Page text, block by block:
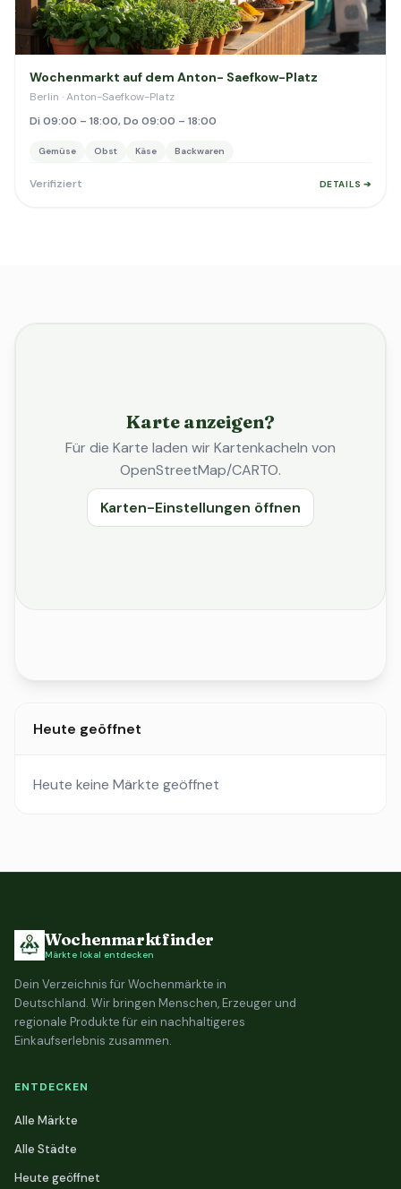
Wochenmarkt auf dem Anton- Saefkow-Platz
Berlin · Anton-Saefkow-Platz
Di 09:00 – 18:00, Do 09:00 – 18:00
Gemüse Obst Käse Backwaren
Verifiziert DETAILS ➔
Karte anzeigen?
Für die Karte laden wir Kartenkacheln von
OpenStreetMap/CARTO.
Karten-Einstellungen öffnen
Heute geöffnet
Heute keine Märkte geöffnet
Wochenmarktfinder
Märkte lokal entdecken
Dein Verzeichnis für Wochenmärkte in
Deutschland. Wir bringen Menschen, Erzeuger und
regionale Produkte für ein nachhaltigeres
Einkaufserlebnis zusammen.
ENTDECKEN
Alle Märkte
Alle Städte
Heute geöffnet